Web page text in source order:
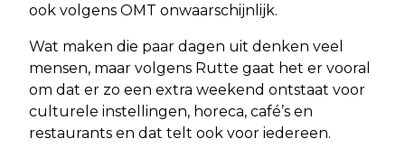
ook volgens OMT onwaarschijnlijk.
Wat maken die paar dagen uit denken veel
mensen, maar volgens Rutte gaat het er vooral
om dat er zo een extra weekend ontstaat voor
culturele instellingen, horeca, café’s en
restaurants en dat telt ook voor iedereen.